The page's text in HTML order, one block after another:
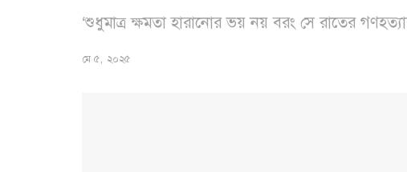
‘শুধুমাত্র ক্ষমতা হারানোর ভয় নয় বরং সে রাতের
মে ৫, ২০২৫